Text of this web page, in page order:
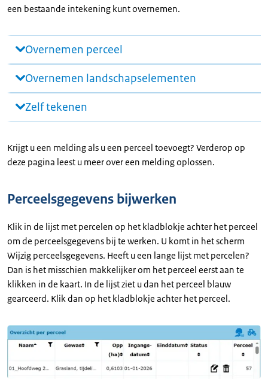
een bestaande intekening kunt overnemen.
Overnemen perceel
Overnemen landschapselementen
Zelf tekenen
Krijgt u een melding als u een perceel toevoegt? Verderop op
deze pagina leest u meer over een melding oplossen.
Perceelsgegevens bijwerken
Klik in de lijst met percelen op het kladblokje achter het perceel
om de perceelsgegevens bij te werken. U komt in het scherm
Wijzig perceelsgegevens. Heeft u een lange lijst met percelen?
Dan is het misschien makkelijker om het perceel eerst aan te
klikken in de kaart. In de lijst ziet u dan het perceel blauw
gearceerd. Klik dan op het kladblokje achter het perceel.